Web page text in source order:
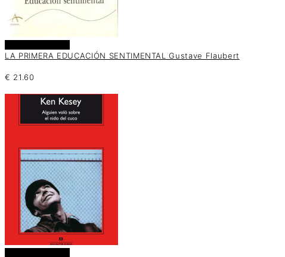
LA PRIMERA EDUCACIÓN SENTIMENTAL Gustave Flaubert
€ 21.60